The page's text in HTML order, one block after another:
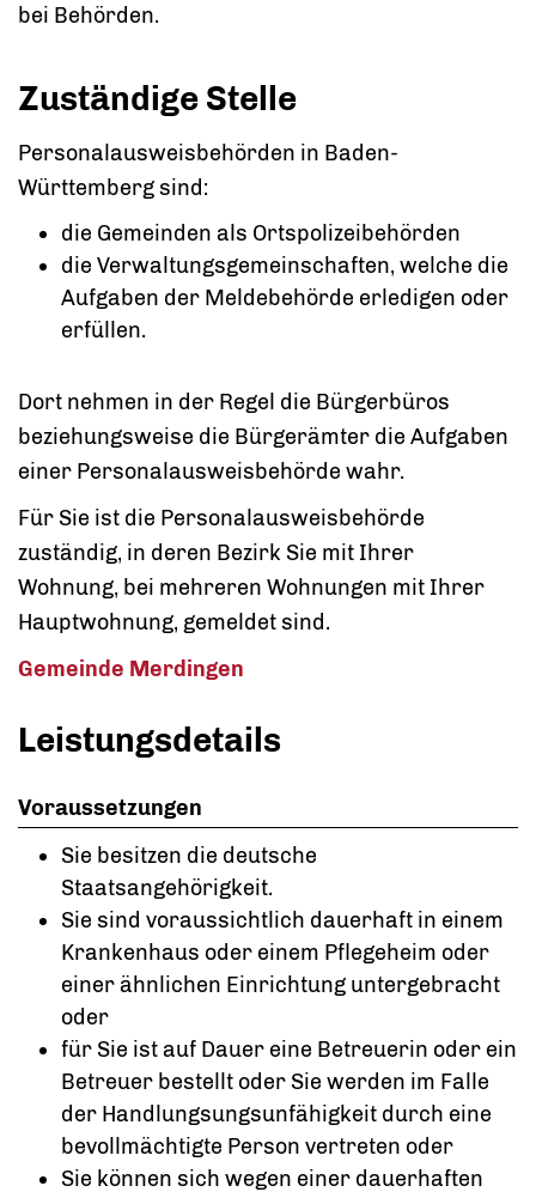
bei Behörden.
Zuständige Stelle
Personalausweisbehörden in Baden-
Württemberg sind:
die Gemeinden als Ortspolizeibehörden
die Verwaltungsgemeinschaften, welche die
Aufgaben der Meldebehörde erledigen oder
erfüllen.
Dort nehmen in der Regel die Bürgerbüros
beziehungsweise die Bürgerämter die Aufgaben
einer Personalausweisbehörde wahr.
Für Sie ist die Personalausweisbehörde
zuständig, in deren Bezirk Sie mit Ihrer
Wohnung, bei mehreren Wohnungen mit Ihrer
Hauptwohnung, gemeldet sind.
Gemeinde Merdingen
Leistungsdetails
Voraussetzungen
Sie besitzen die deutsche
Staatsangehörigkeit.
Sie sind voraussichtlich dauerhaft in einem
Krankenhaus oder einem Pflegeheim oder
einer ähnlichen Einrichtung untergebracht
oder
für Sie ist auf Dauer eine Betreuerin oder ein
Betreuer bestellt oder Sie werden im Falle
der Handlungsungsunfähigkeit durch eine
bevollmächtigte Person vertreten oder
Sie können sich wegen einer dauerhaften